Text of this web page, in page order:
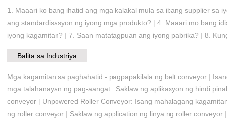
1. Maaari ko bang ihatid ang mga kalakal mula sa ibang supplier sa
ang standardisasyon ng iyong mga produkto? | 4. Maaari mo bang
iyong kagamitan? | 7. Saan matatagpuan ang iyong pabrika? | 8.
Balita sa Industriya
Mga kagamitan sa paghahatid - pagpapakilala ng belt conveyor |
mga talahanayan ng pag-aangat | Saklaw ng aplikasyon ng hindi
conveyor | Unpowered Roller Conveyor: Isang mahalagang
ng roller conveyor | Saklaw ng application ng linya ng roller conveyor |